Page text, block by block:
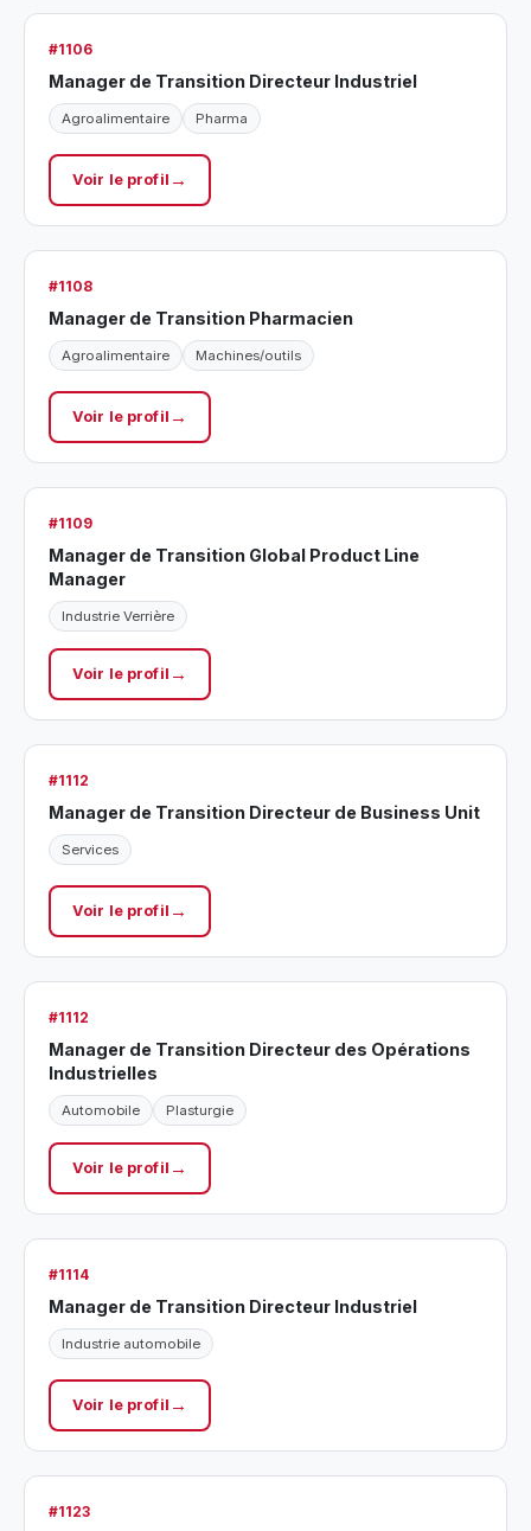
#1106
Manager de Transition Directeur Industriel
Agroalimentaire Pharma
Voir le profil
#1108
Manager de Transition Pharmacien
Agroalimentaire Machines/outils
Voir le profil
#1109
Manager de Transition Global Product Line
Manager
Industrie Verrière
Voir le profil
#1112
Manager de Transition Directeur de Business Unit
Services
Voir le profil
#1112
Manager de Transition Directeur des Opérations
Industrielles
Automobile Plasturgie
Voir le profil
#1114
Manager de Transition Directeur Industriel
Industrie automobile
Voir le profil
#1123